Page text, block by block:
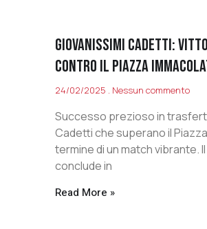
GIOVANISSIMI CADETTI:
CONTRO IL PIAZZA
24/02/2025 Nessun commento
Successo prezioso in
Cadetti che superano il
termine di un match vibrante.
conclude in
Read More »